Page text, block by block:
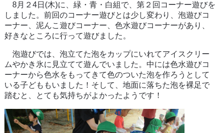
8月２4日(木)に、緑・青・白組で、第２回コーナー遊びを
しました。前回のコーナー遊びとは少し変わり、泡遊びコ
ーナー、泥んこ遊びコーナー、色水遊びコーナーがあり、
好きなところに行って遊びました。
泡遊びでは、泡立てた泡をカップにいれてアイスクリー
ムやかき氷に見立てて遊んでいました。中には色水遊びコ
ーナーから色水をもってきて色のついた泡を作ろうとして
いる子どももいました！そして、地面に落ちた泡を裸足で
踏むと、とても気持ちがよかったようです！